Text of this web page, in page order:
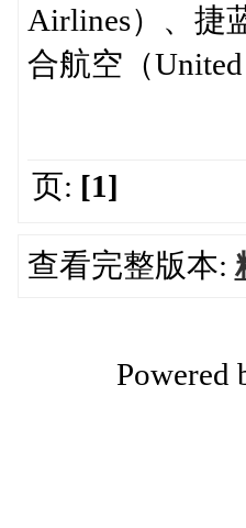
Airlines）、捷
合航空（
页: [1]
查看完整版本:
Powered